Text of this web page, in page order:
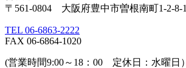
〒561-0804 大阪府豊中市曽根南町1-2-8-1
TEL 06-6863-2222
FAX 06-6864-1020
(営業時間9:00～18：00 定休日：水曜日）